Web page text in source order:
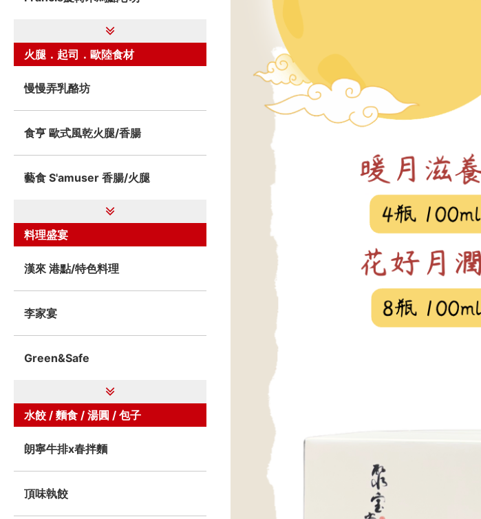
火腿．起司．歐陸食材
慢慢弄乳酪坊
食亨 歐式風乾火腿/香腸
藝食 S'amuser 香腸/火腿
料理盛宴
漢來 港點/特色料理
李家宴
Green&Safe
水餃 / 麵食 / 湯圓 / 包子
朗寧牛排x春拌麵
頂味執餃